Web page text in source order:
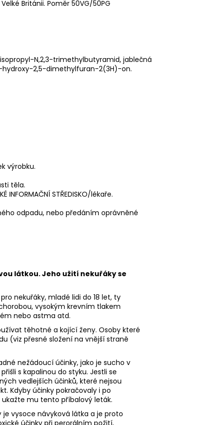
Británii. Poměr 50VG/50PG
N,2,3-trimethylbutyramid, jablečná
4-hydroxy-2,5-dimethylfuran-2(3H)-on.
výrobku.
těla.
INFORMAČNÍ STŘEDISKO/lékaře.
odpadu, nebo předáním oprávněné
látkou. Jeho užití nekuřáky se
nekuřáky, mladé lidi do 18 let, ty
vysokým krevním tlakem
nebo astma atd.
těhotné a kojící ženy. Osoby které
(viz přesné složení na vnější straně
nežádoucí účinky, jako je sucho v
s kapalinou do styku. Jestli se
vedlejších účinků, které nejsou
Kdyby účinky pokračovaly i po
mu tento příbalový leták.
vysoce návyková látka a je proto